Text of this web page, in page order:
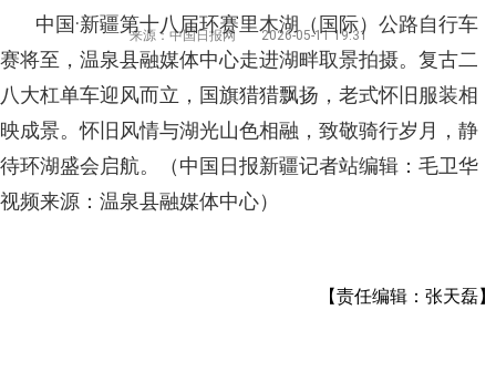
来源：中国日报网 2026-05-11 19:31
中国·新疆第十八届环赛里木湖（国际）公路自行车
赛将至，温泉县融媒体中心走进湖畔取景拍摄。复古二
八大杠单车迎风而立，国旗猎猎飘扬，老式怀旧服装相
映成景。怀旧风情与湖光山色相融，致敬骑行岁月，静
待环湖盛会启航。（中国日报新疆记者站编辑：毛卫华
视频来源：温泉县融媒体中心）
【责任编辑：张天磊】